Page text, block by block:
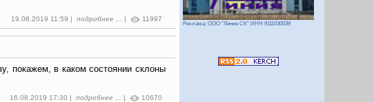
19.08.2019 11:59 | подробнее ... | 11997
покажем, в каком состоянии склоны
16.08.2019 17:30 | подробнее ... | 10670
Реклама: ООО "Линия СК" ИНН 9111030039